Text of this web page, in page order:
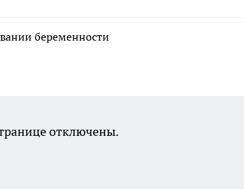
беременности
отключены.